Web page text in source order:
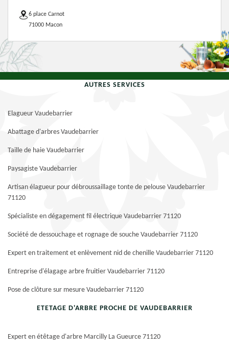
6 place Carnot
71000 Macon
AUTRES SERVICES
Elagueur Vaudebarrier
Abattage d'arbres Vaudebarrier
Taille de haie Vaudebarrier
Paysagiste Vaudebarrier
Artisan élagueur pour débroussaillage tonte de pelouse Vaudebarrier
71120
Spécialiste en dégagement fil électrique Vaudebarrier 71120
Société de dessouchage et rognage de souche Vaudebarrier 71120
Expert en traitement et enlèvement nid de chenille Vaudebarrier 71120
Entreprise d'élagage arbre fruitier Vaudebarrier 71120
Pose de clôture sur mesure Vaudebarrier 71120
ETETAGE D'ARBRE PROCHE DE VAUDEBARRIER
Expert en étêtage d'arbre Marcilly La Gueurce 71120